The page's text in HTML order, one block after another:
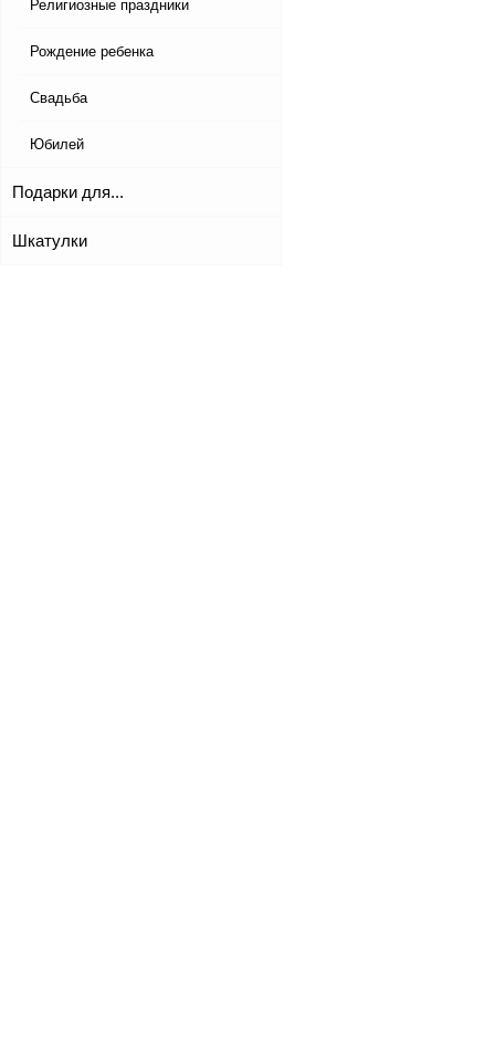
Религиозные праздники
Рождение ребенка
Свадьба
Юбилей
Подарки для...
Шкатулки